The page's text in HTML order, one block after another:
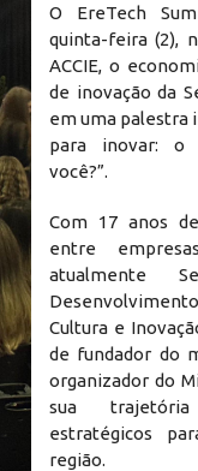
O EreTech
quinta-feira (2),
ACCIE, o
de inovação da
em uma palestra
para inovar: o
você?”.
Com 17 anos
entre
atualmente
Cultura e
de fundador do
organizador do
sua
estratégicos
região.